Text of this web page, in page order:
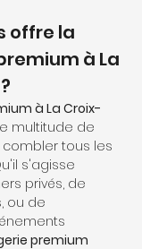
offre la
à La
à La Croix-
multitude de
tous les
s'agisse
privés, de
ou de
premium